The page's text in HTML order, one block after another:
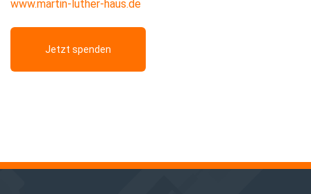
www.martin-luther-haus.de
Jetzt spenden